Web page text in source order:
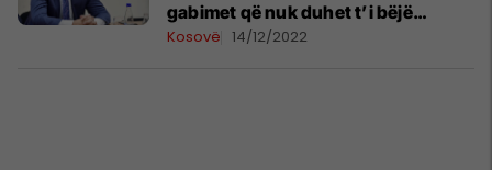
gabimet që nuk duhet t’i bëjë
Kosova
Kosovë 14/12/2022